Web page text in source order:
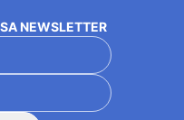
NEWSLETTER